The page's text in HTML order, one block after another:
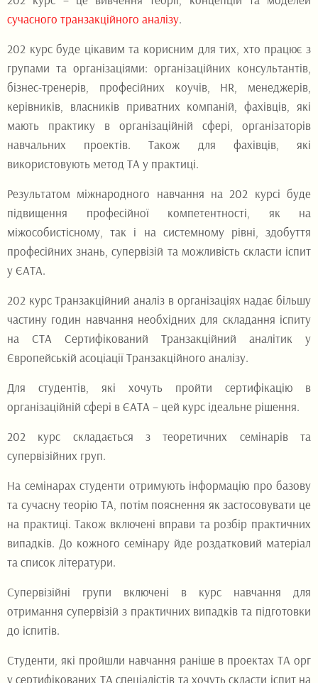
сучасного транзакційного аналізу.
202 курс буде цікавим та корисним для тих, хто працює з
групами та організаціями: організаційних консультантів,
бізнес-тренерів, професійних коучів, HR, менеджерів,
керівників, власників приватних компаній, фахівців, які
мають практику в організаційній сфері, організаторів
навчальних проектів. Також для фахівців, які
використовують метод ТА у практиці.
Результатом міжнародного навчання на 202 курсі буде
підвищення професійної компетентності, як на
міжособистісному, так і на системному рівні, здобуття
професійних знань, супервізій та можливість скласти іспит
у ЄАТА.
202 курс Транзакційний аналіз в організаціях надає більшу
частину годин навчання необхідних для складання іспиту
на СТА Сертифікований Транзакційний аналітик у
Європейській асоціації Транзакційного аналізу.
Для студентів, які хочуть пройти сертифікацію в
організаційній сфері в ЄАТА – цей курс ідеальне рішення.
202 курс складається з теоретичних семінарів та
супервізійних груп.
На семінарах студенти отримують інформацію про базову
та сучасну теорію ТА, потім пояснення як застосовувати це
на практиці. Також включені вправи та розбір практичних
випадків. До кожного семінару йде роздатковий матеріал
та список літератури.
Супервізійні групи включені в курс навчання для
отримання супервізій з практичних випадків та підготовки
до іспитів.
Студенти, які пройшли навчання раніше в проектах ТА орг
у сертифікованих ТА спеціалістів та хочуть скласти іспит на